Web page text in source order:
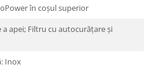
în coşul superior
apei; Filtru cu autocurăţare şi
Inox